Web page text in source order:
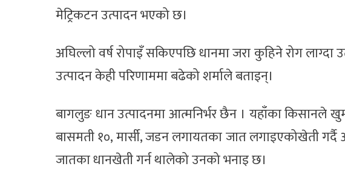
मेट्रिकटन उत्पादन भएको छ।
अघिल्लो वर्ष रोपाइँ सकिएपछि धानमा जरा कुहिने रोग
उत्पादन केही परिणाममा बढेको शर्माले बताइन्।
बागलुङ धान उत्पादनमा आत्मनिर्भर छैन । यहाँका
बासमती १०, मार्सी, जडन लगायतका जात लगाइएकोखेती
जातका धानखेती गर्न थालेको उनको भनाइ छ।